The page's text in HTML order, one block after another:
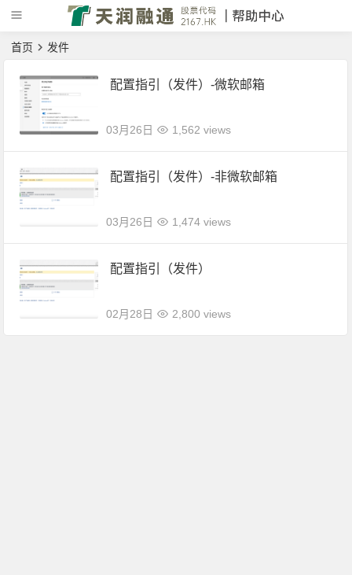
首页 发件
配置指引（发件）-微软邮箱
03月26日 1,562 views
配置指引（发件）-非微软邮箱
03月26日 1,474 views
配置指引（发件）
02月28日 2,800 views